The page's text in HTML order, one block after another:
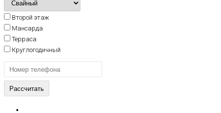
Второй этаж
Мансарда
Терраса
Круглогодичный